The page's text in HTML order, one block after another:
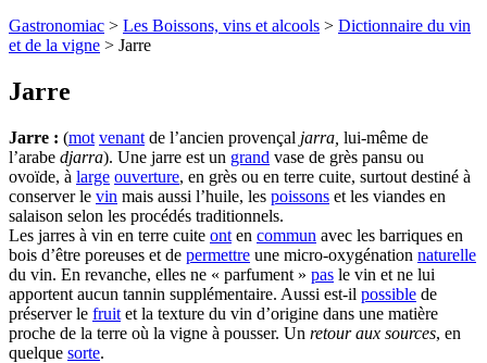
Gastronomiac > Les Boissons, vins et alcools > Dictionnaire du vin
et de la vigne > Jarre
Jarre
Jarre : (mot venant de l’ancien provençal jarra, lui-même de
l’arabe djarra). Une jarre est un grand vase de grès pansu ou
ovoïde, à large ouverture, en grès ou en terre cuite, surtout destiné à
conserver le vin mais aussi l’huile, les poissons et les viandes en
salaison selon les procédés traditionnels.
Les jarres à vin en terre cuite ont en commun avec les barriques en
bois d’être poreuses et de permettre une micro-oxygénation naturelle
du vin. En revanche, elles ne « parfument » pas le vin et ne lui
apportent aucun tannin supplémentaire. Aussi est-il possible de
préserver le fruit et la texture du vin d’origine dans une matière
proche de la terre où la vigne à pousser. Un retour aux sources, en
quelque sorte.